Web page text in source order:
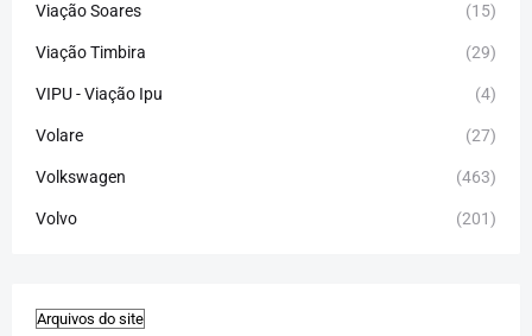
Viação Soares (15)
Viação Timbira (29)
VIPU - Viação Ipu (4)
Volare (27)
Volkswagen (463)
Volvo (201)